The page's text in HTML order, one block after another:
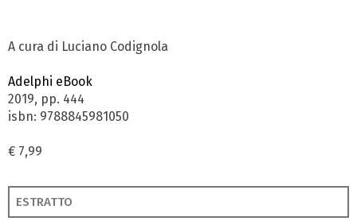
A cura di Luciano Codignola
Adelphi eBook
2019, pp. 444
isbn: 9788845981050
€ 7,99
ESTRATTO